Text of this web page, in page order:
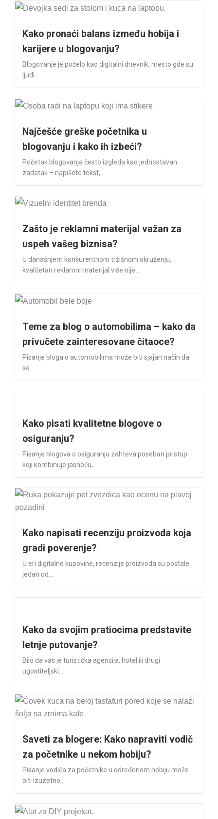
Kako pronaći balans između hobija i
karijere u blogovanju?
Blogovanje je počelo kao digitalni dnevnik, mesto gde su
ljudi...
Najčešće greške početnika u
blogovanju i kako ih izbeći?
Početak blogovanja često izgleda kao jednostavan
zadatak – napišete tekst,...
Zašto je reklamni materijal važan za
uspeh vašeg biznisa?
U današnjem konkurentnom tržišnom okruženju,
kvalitetan reklamni materijal više nije...
Teme za blog o automobilima – kako da
privučete zainteresovane čitaoce?
Pisanje bloga o automobilima može biti sjajan način da
se...
Kako pisati kvalitetne blogove o
osiguranju?
Pisanje blogova o osiguranju zahteva poseban pristup
koji kombinuje jasnoću,...
Kako napisati recenziju proizvoda koja
gradi poverenje?
U eri digitalne kupovine, recenzije proizvoda su postale
jedan od...
Kako da svojim pratiocima predstavite
letnje putovanje?
Bilo da vas je turistička agencija, hotel ili drugi
ugostiteljski...
Saveti za blogere: Kako napraviti vodič
za početnike u nekom hobiju?
Pisanje vodiča za početnike u određenom hobiju može
biti izuzetno...